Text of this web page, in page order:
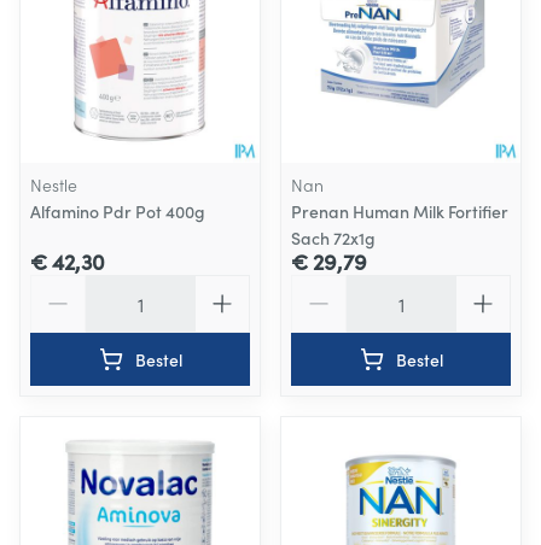
Nestle
Alfamino Pdr Pot 400g
€ 42,30
Bestel
Nan
Prenan Human Milk Fortifier
Sach 72x1g
€ 29,79
Bestel